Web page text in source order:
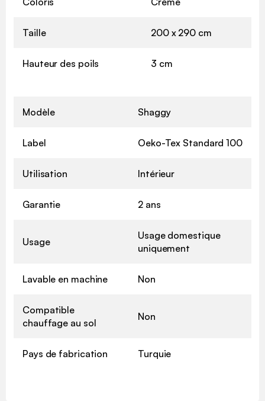
Taille 200 x 290 cm
Hauteur des poils 3 cm
Modèle Shaggy
Label Oeko-Tex Standard 100
Utilisation Intérieur
Garantie 2 ans
Usage
Usage domestique
uniquement
Lavable en machine Non
Compatible
chauffage au sol
Non
Pays de fabrication Turquie